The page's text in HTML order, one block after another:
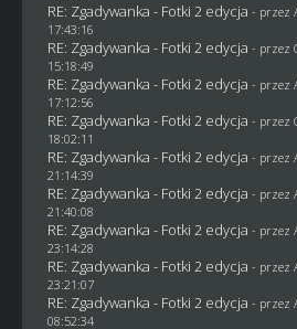
RE: Zgadywanka - Fotki 2 edycja - przez
17:43:16
RE: Zgadywanka - Fotki 2 edycja - przez
15:18:49
RE: Zgadywanka - Fotki 2 edycja - przez
17:12:56
RE: Zgadywanka - Fotki 2 edycja - przez
18:02:11
RE: Zgadywanka - Fotki 2 edycja - przez
21:14:39
RE: Zgadywanka - Fotki 2 edycja - przez
21:40:08
RE: Zgadywanka - Fotki 2 edycja - przez
23:14:28
RE: Zgadywanka - Fotki 2 edycja - przez
23:21:07
RE: Zgadywanka - Fotki 2 edycja - przez
08:52:34